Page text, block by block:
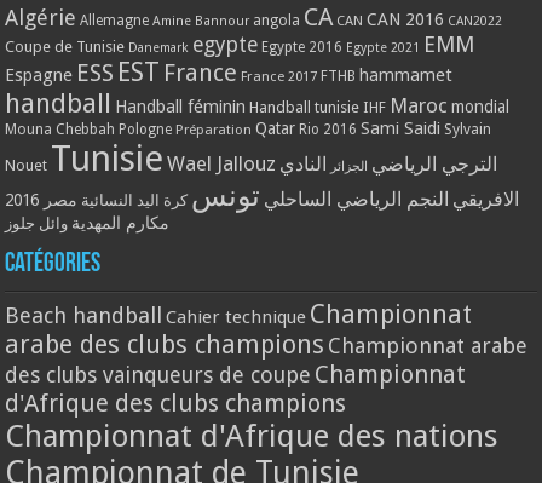
Algérie Allemagne Amine Bannour angola CA CAN CAN 2016 CAN2022
Coupe de Tunisie Danemark egypte Egypte 2016 Egypte 2021 EMM
Espagne ESS EST France France 2017 FTHB hammamet
handball Handball féminin Handball tunisie IHF Maroc mondial
Mouna Chebbah Pologne Préparation Qatar Rio 2016 Sami Saidi Sylvain
Nouet Tunisie Wael Jallouz الترجي الرياضي الجزائر النادي
الافريقي النجم الرياضي الساحلي تونس كرة اليد النسائية مصر 2016
مكارم المهدية وائل جلوز
Catégories
Beach handball Cahier technique Championnat
arabe des clubs champions Championnat arabe
des clubs vainqueurs de coupe Championnat
d'Afrique des clubs champions
Championnat d'Afrique des nations
Championnat de Tunisie